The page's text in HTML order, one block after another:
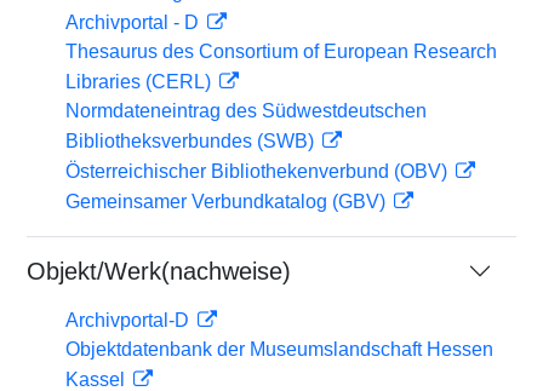
Archivportal - D
Thesaurus des Consortium of European Research
Libraries (CERL)
Normdateneintrag des Südwestdeutschen
Bibliotheksverbundes (SWB)
Österreichischer Bibliothekenverbund (OBV)
Gemeinsamer Verbundkatalog (GBV)
Objekt/Werk(nachweise)
Archivportal-D
Objektdatenbank der Museumslandschaft Hessen
Kassel